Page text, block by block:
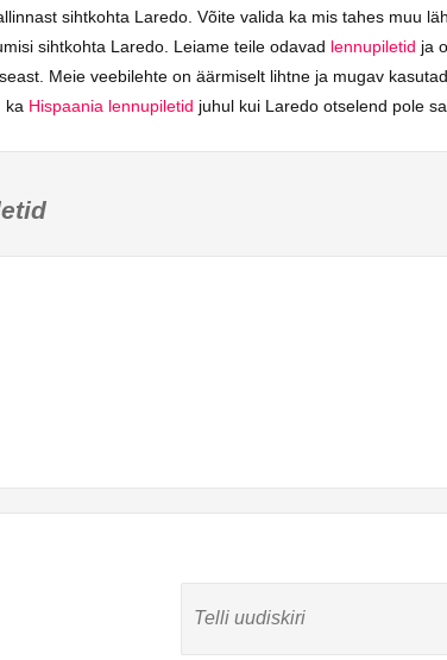
sihtkohta Laredo. Võite valida ka mis tahes muu
sihtkohta Laredo. Leiame teile odavad lennupiletid ja
Meie veebilehte on äärmiselt lihtne ja mugav
ka Hispaania lennupiletid juhul kui Laredo otselend pole